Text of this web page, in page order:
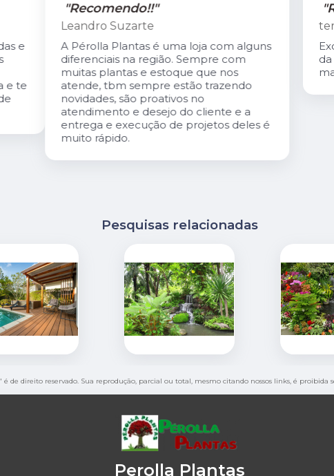
"Recomendo!!"
tereza coutinho
Excelente atendimento. O Carlis,dono
da loja é especialmente gentil. A loja é
maravilhosa!
Pesquisas relacionadas
" é de direito reservado. Sua reprodução, parcial ou total, mesmo citando nossos links, é
Perolla Plantas